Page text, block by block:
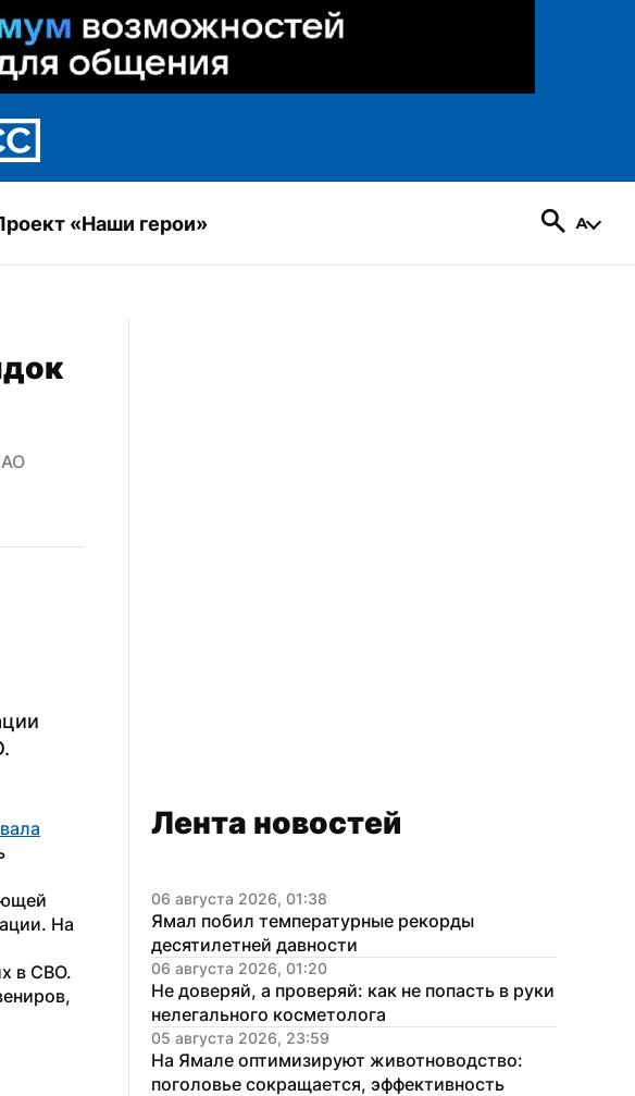
«Наши герои»
На
в СВО.
Лента новостей
06 августа 2026, 01:38
Ямал побил температурные рекорды
десятилетней давности
06 августа 2026, 01:20
Не доверяй, а проверяй: как не попасть в руки
нелегального косметолога
05 августа 2026, 23:59
На Ямале оптимизируют животноводство:
поголовье сокращается, эффективность